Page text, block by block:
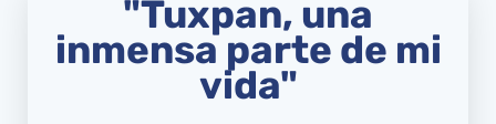
"Tuxpan, una
inmensa parte de mi
vida"